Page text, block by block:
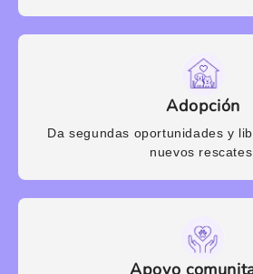
Adopción
Da segundas oportunidades y
nuevos rescates.
Apoyo